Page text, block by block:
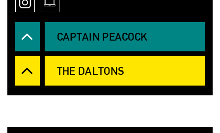
CAPTAIN PEACOCK
THE DALTONS